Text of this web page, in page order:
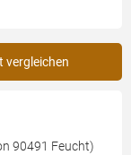
vergleichen
90491 Feucht)